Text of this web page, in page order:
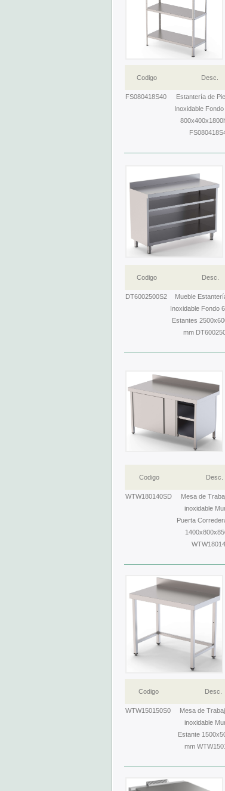
Codigo Desc.
FS080418S40
Estantería de
Inoxidable
Codigo Desc.
DT6002500S2
Mueble
Inoxidable Fondo
Estantes
mm
Codigo Desc.
WTW180140SD
Mesa de
inoxidable
Puerta
Codigo Desc.
WTW150150S0
Mesa de
inoxidable
Estante
mm